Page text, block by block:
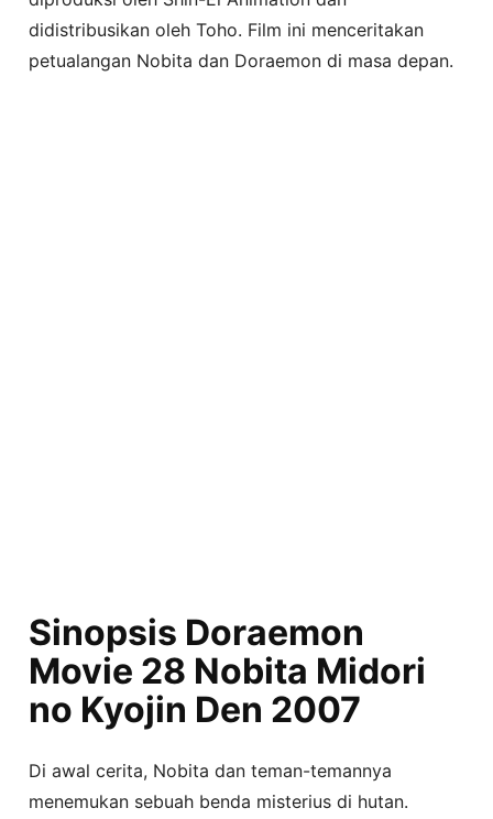
didistribusikan oleh Toho. Film ini menceritakan
petualangan Nobita dan Doraemon di masa depan.
Sinopsis Doraemon
Movie 28 Nobita Midori
no Kyojin Den 2007
Di awal cerita, Nobita dan teman-temannya
menemukan sebuah benda misterius di hutan.